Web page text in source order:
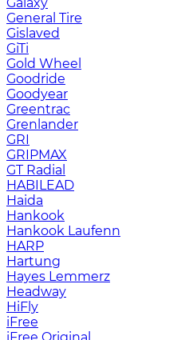
General Tire
Gislaved
GiTi
Gold Wheel
Goodride
Goodyear
Greentrac
Grenlander
GRI
GRIPMAX
GT Radial
HABILEAD
Haida
Hankook
Hankook Laufenn
HARP
Hartung
Hayes Lemmerz
Headway
HiFly
iFree